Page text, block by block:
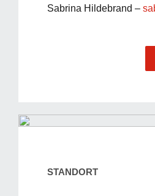
Sabrina Hildebrand –
STANDORT